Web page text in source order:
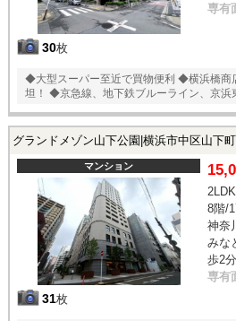
30枚
専有
◆大型スーパー至近で買物便利 ◆横浜橋商
坦！ ◆京急線、地下鉄ブルーライン、京浜
グランドメゾン山下公園|横浜市中区山下
マンション
31枚
8階/
神奈
みな
歩2分
専有